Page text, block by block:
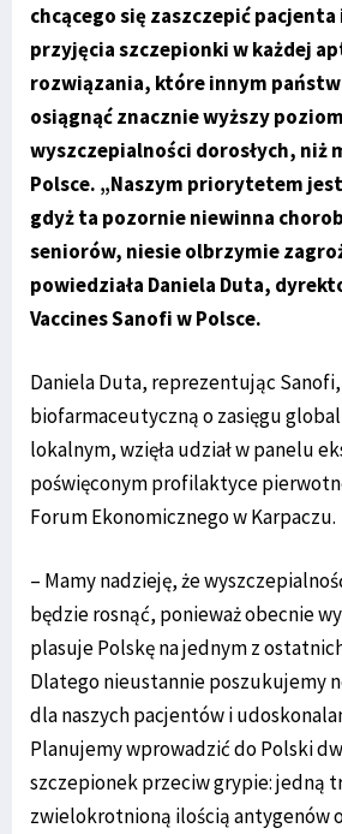
chcącego się zaszczepić
przyjęcia szczepionki w każdej
rozwiązania, które innym
osiągnąć znacznie wyższy poziom
wyszczepialności dorosłych, niż
Polsce. „Naszym priorytetem
gdyż ta pozornie niewinna
seniorów, niesie olbrzymie
powiedziała Daniela Duta,
Vaccines Sanofi w Polsce.
Daniela Duta, reprezentując
biofarmaceutyczną o zasięgu
lokalnym, wzięła udział w panelu
poświęconym profilaktyce
Forum Ekonomicznego w Karpaczu.
– Mamy nadzieję, że
będzie rosnąć, ponieważ obecnie
plasuje Polskę na jednym z
Dlatego nieustannie poszukujemy
dla naszych pacjentów i
Planujemy wprowadzić do Polski
szczepionek przeciw grypie: jedną
zwielokrotnioną ilością antygenów